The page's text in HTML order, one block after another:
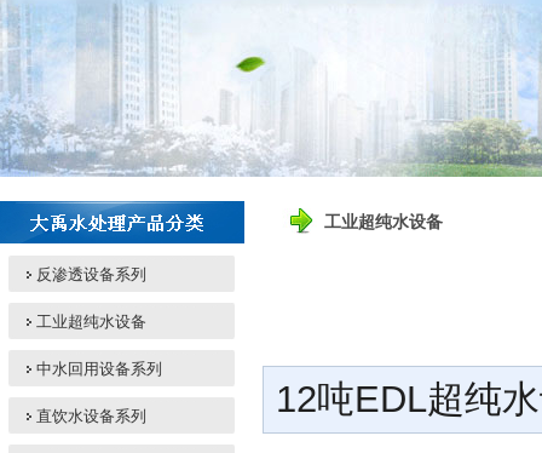
反渗透设备系列
工业超纯水设备
中水回用设备系列
直饮水设备系列
工业超纯水设备
12吨EDL超纯